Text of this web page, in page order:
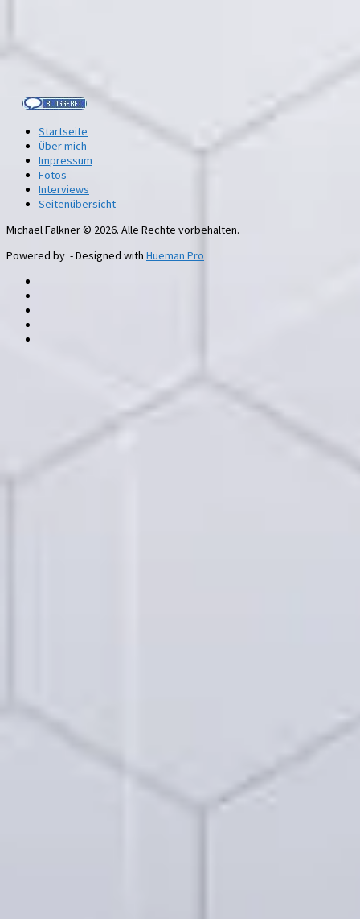
Startseite
Über mich
Impressum
Fotos
Interviews
Seitenübersicht
Michael Falkner © 2026. Alle Rechte vorbehalten.
Powered by - Designed with Hueman Pro